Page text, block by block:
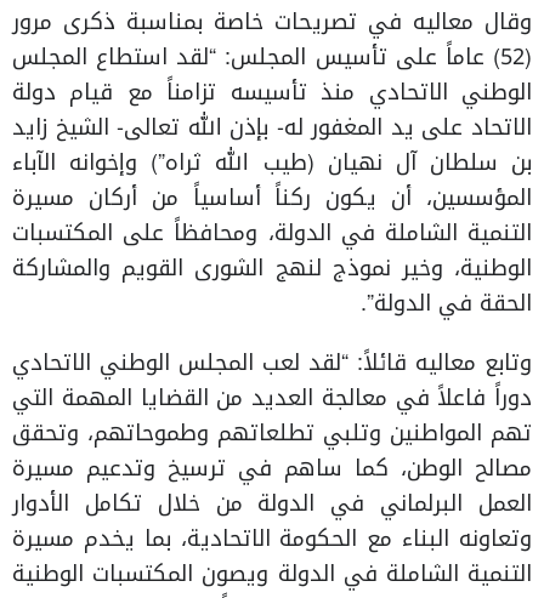
وقال معاليه في تصريحات خاصة بمناسبة ذكرى مرور
(52) عاماً على تأسيس المجلس: “لقد استطاع المجلس
الوطني الاتحادي منذ تأسيسه تزامناً مع قيام دولة
الاتحاد على يد المغفور له- بإذن الله تعالى- الشيخ زايد
بن سلطان آل نهيان (طيب الله ثراه”) وإخوانه الآباء
المؤسسين، أن يكون ركناً أساسياً من أركان مسيرة
التنمية الشاملة في الدولة، ومحافظاً على المكتسبات
الوطنية، وخير نموذج لنهج الشورى القويم والمشاركة
الحقة في الدولة”.
وتابع معاليه قائلاً: “لقد لعب المجلس الوطني الاتحادي
دوراً فاعلاً في معالجة العديد من القضايا المهمة التي
تهم المواطنين وتلبي تطلعاتهم وطموحاتهم، وتحقق
مصالح الوطن، كما ساهم في ترسيخ وتدعيم مسيرة
العمل البرلماني في الدولة من خلال تكامل الأدوار
وتعاونه البناء مع الحكومة الاتحادية، بما يخدم مسيرة
التنمية الشاملة في الدولة ويصون المكتسبات الوطنية